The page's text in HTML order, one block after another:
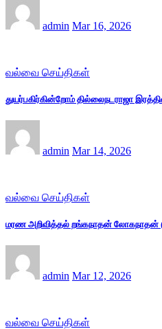
admin Mar 16, 2026
வல்வை செய்திகள்
துயர்பகிர்கின்றோம் தில்லைநடராஜா
admin Mar 14, 2026
வல்வை செய்திகள்
மரண அறிவித்தல் றங்கநாதன் லோகநாதன்
admin Mar 12, 2026
வல்வை செய்திகள்